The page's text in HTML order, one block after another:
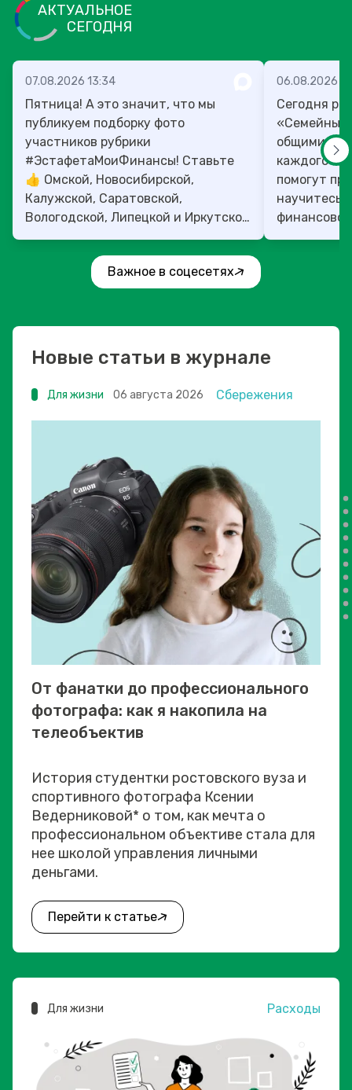
АКТУАЛЬНОЕ
СЕГОДНЯ
07.08.2026 13:34
Пятница! А это значит, что мы
публикуем подборку фото
участников рубрики
#ЭстафетаМоиФинансы! Ставьте
👍 Омской, Новосибирской,
Калужской, Саратовской,
Вологодской, Липецкой и Иркутской
областям!
06.08.2026
Сегодня
«Семейный
общими
каждого»!
помогут
научитесь:
Важное в соцесетях
Новые статьи в журнале
Для жизни 06 августа 2026 Сбережения
От фанатки до профессионального
фотографа: как я накопила на
телеобъектив
История студентки ростовского вуза и
спортивного фотографа Ксении
Ведерниковой* о том, как мечта о
профессиональном объективе стала для
нее школой управления личными
деньгами.
Перейти к статье
Для жизни Расходы